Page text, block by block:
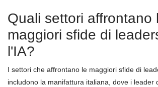
Quali settori affrontano
maggiori sfide di
l'IA?
I settori che affrontano le maggiori sfide di
includono la manifattura italiana, dove i leader